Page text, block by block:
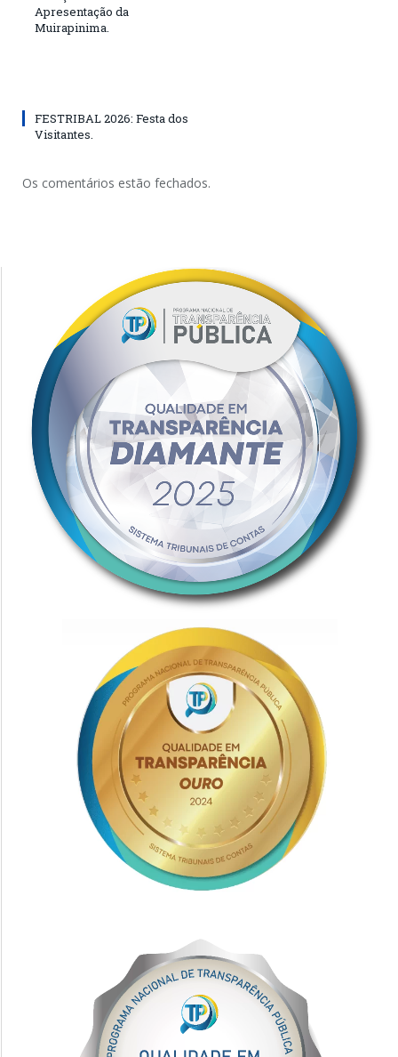
Apresentação da
Muirapinima.
FESTRIBAL 2026: Festa dos
Visitantes.
Os comentários estão fechados.